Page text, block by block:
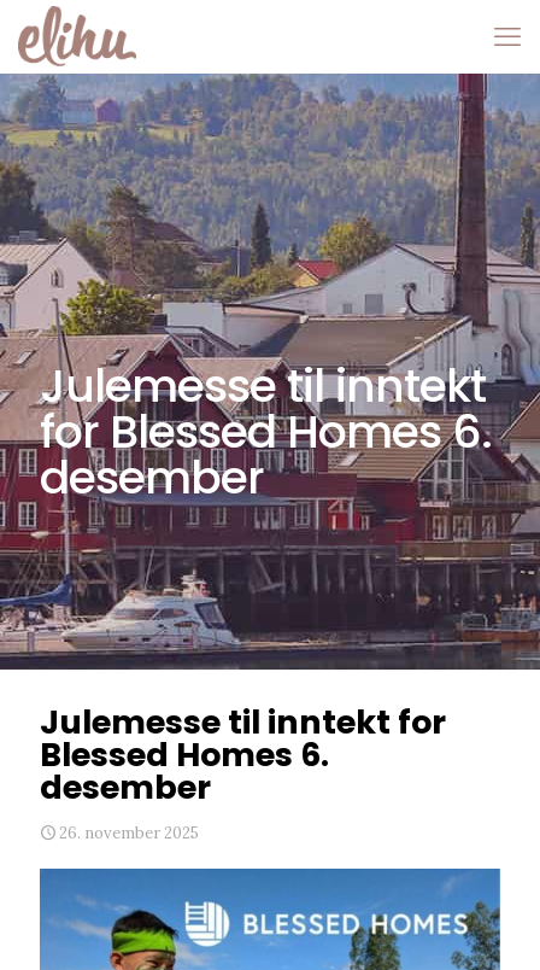
Julemesse til inntekt
for Blessed Homes 6.
desember
Julemesse til inntekt for
Blessed Homes 6.
desember
26. november 2025